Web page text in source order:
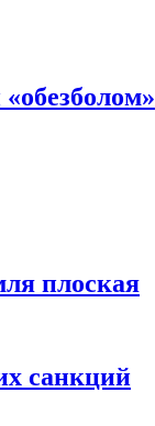
плоская
санкций